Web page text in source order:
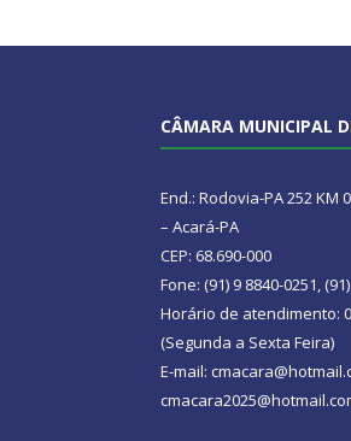
CÂMARA MUNICIPAL
End.: Rodovia-PA 252 KM
– Acará-PA
CEP: 68.690-000
Fone: (91) 9 8840-0251,
Horário de atendimento:
(Segunda a Sexta Feira)
E-mail: